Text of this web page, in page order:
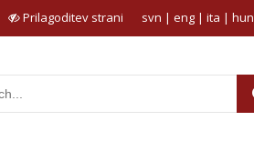
Prilagoditev strani svn | eng | ita | hun